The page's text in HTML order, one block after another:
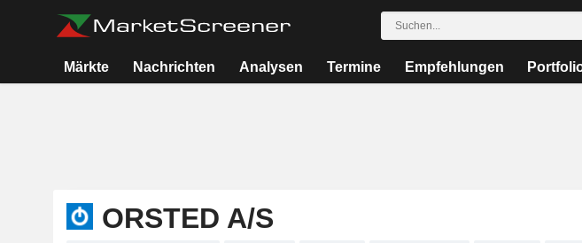
Märkte Nachrichten Analysen Termine Empfehlungen
ORSTED A/S